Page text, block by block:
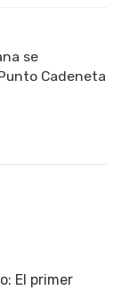
se
Cadeneta
El primer